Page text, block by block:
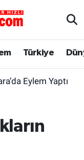
Türkiye
Eylem Yaptı